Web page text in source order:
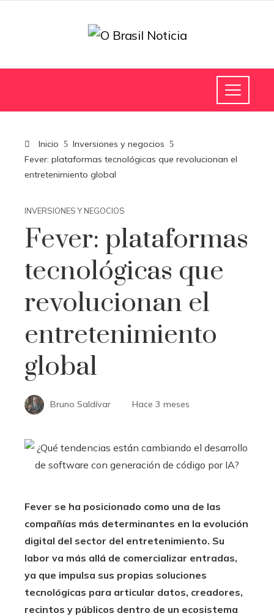
Inicio
Inversiones y negocios
Fever: plataformas tecnológicas que revolucionan el
entretenimiento global
INVERSIONES Y NEGOCIOS
Fever: plataformas
tecnológicas que
revolucionan el
entretenimiento
global
Bruno Saldívar Hace 3 meses
Fever se ha posicionado como una de las
compañías más determinantes en la evolución
digital del sector del entretenimiento. Su
labor va más allá de comercializar entradas,
ya que impulsa sus propias soluciones
tecnológicas para articular datos, creadores,
recintos y públicos dentro de un ecosistema